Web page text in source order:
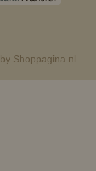
Shoppagina.nl